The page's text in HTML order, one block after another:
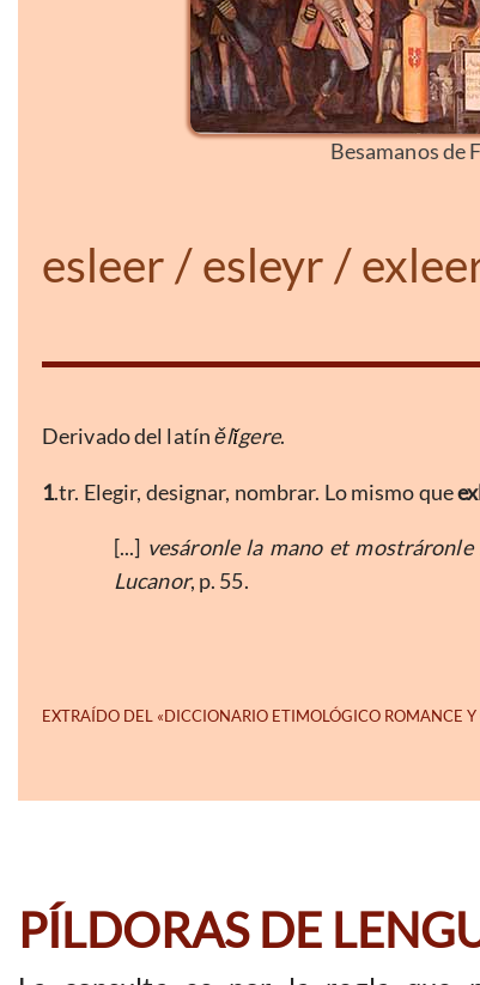
Besamanos de
esleer / esleyr /
Derivado del latínělǐgere.
1.tr. Elegir, designar, nombrar. Lo mismo que
[...] vesáronle la mano et
Lucanor, p. 55.
PÍLDORAS DE